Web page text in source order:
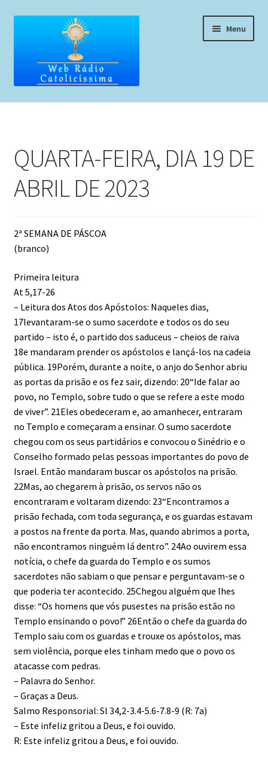
conteúdo
Menu
Home
Liturgia Diária
Horários de missas
Pedidos de oração, testemunho ou música
QUARTA-FEIRA, DIA 19 DE
ABRIL DE 2023
2ª SEMANA DE PÁSCOA
(branco)
Primeira leitura
At 5,17-26
– Leitura dos Atos dos Apóstolos: Naqueles dias,
17levantaram-se o sumo sacerdote e todos os do seu
partido – isto é, o partido dos saduceus – cheios de raiva
18e mandaram prender os apóstolos e lançá-los na cadeia
pública. 19Porém, durante a noite, o anjo do Senhor abriu
as portas da prisão e os fez sair, dizendo: 20“Ide falar ao
povo, no Templo, sobre tudo o que se refere a este modo
de viver”. 21Eles obedeceram e, ao amanhecer, entraram
no Templo e começaram a ensinar. O sumo sacerdote
chegou com os seus partidários e convocou o Sinédrio e o
Conselho formado pelas pessoas importantes do povo de
Israel. Então mandaram buscar os apóstolos na prisão.
22Mas, ao chegarem à prisão, os servos não os
encontraram e voltaram dizendo: 23“Encontramos a
prisão fechada, com toda segurança, e os guardas estavam
a postos na frente da porta. Mas, quando abrimos a porta,
não encontramos ninguém lá dentro”. 24Ao ouvirem essa
notícia, o chefe da guarda do Templo e os sumos
sacerdotes não sabiam o que pensar e perguntavam-se o
que poderia ter acontecido. 25Chegou alguém que lhes
disse: “Os homens que vós pusestes na prisão estão no
Templo ensinando o povo!” 26Então o chefe da guarda do
Templo saiu com os guardas e trouxe os apóstolos, mas
sem violência, porque eles tinham medo que o povo os
atacasse com pedras.
– Palavra do Senhor.
– Graças a Deus.
Salmo Responsorial: Sl 34,2-3.4-5.6-7.8-9 (R: 7a)
– Este infeliz gritou a Deus, e foi ouvido.
R: Este infeliz gritou a Deus, e foi ouvido.